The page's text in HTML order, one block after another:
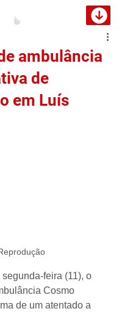
ambulância
de
em Luís
feira (11), o
Cosmo
de um atentado a